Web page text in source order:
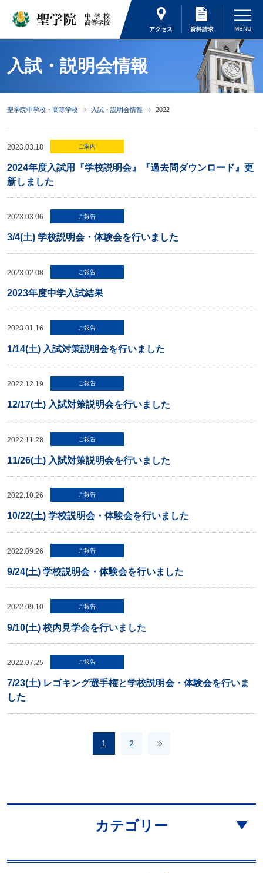
アクセス 資料請求
入試・説明会情報
聖学院中学校・高等学校 入試・説明会情報 2022
2023.03.18 ご案内
2024年度入試用『学校説明会』『過去問ダウンロード』更
新しました
2023.03.06 ご報告
3/4(土) 学校説明会・体験会を行いました
2023.02.08 ご報告
2023年度中学入試結果
2023.01.16 ご報告
1/14(土) 入試対策説明会を行いました
2022.12.19 ご報告
12/17(土) 入試対策説明会を行いました
2022.11.28 ご報告
11/26(土) 入試対策説明会を行いました
2022.10.26 ご報告
10/22(土) 学校説明会・体験会を行いました
2022.09.26 ご報告
9/24(土) 学校説明会・体験会を行いました
2022.09.10 ご報告
9/10(土) 校内見学会を行いました
2022.07.25 ご報告
7/23(土) レゴキング選手権と学校説明会・体験会を行いま
した
1 2
カテゴリー